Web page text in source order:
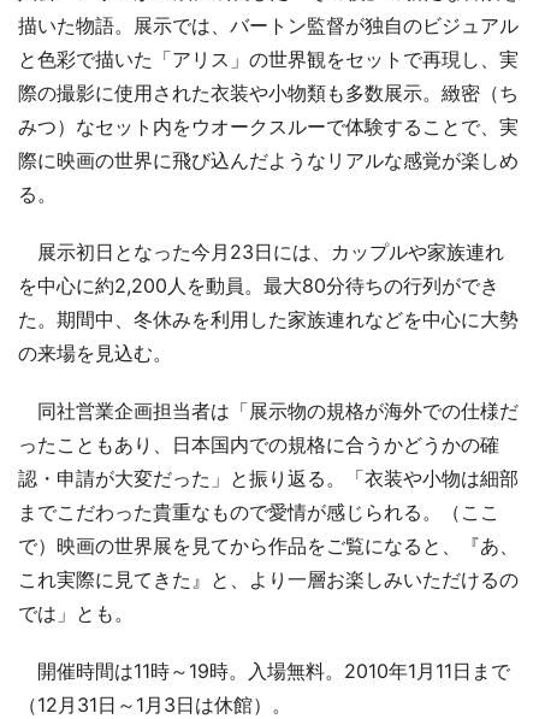
描いた物語。展示では、バートン監督が独自のビジュアル
と色彩で描いた「アリス」の世界観をセットで再現し、実
際の撮影に使用された衣装や小物類も多数展示。緻密（ち
みつ）なセット内をウオークスルーで体験することで、実
際に映画の世界に飛び込んだようなリアルな感覚が楽しめ
る。
展示初日となった今月23日には、カップルや家族連れ
を中心に約2,200人を動員。最大80分待ちの行列ができ
た。期間中、冬休みを利用した家族連れなどを中心に大勢
の来場を見込む。
同社営業企画担当者は「展示物の規格が海外での仕様だ
ったこともあり、日本国内での規格に合うかどうかの確
認・申請が大変だった」と振り返る。「衣装や小物は細部
までこだわった貴重なもので愛情が感じられる。（ここ
で）映画の世界展を見てから作品をご覧になると、『あ、
これ実際に見てきた』と、より一層お楽しみいただけるの
では」とも。
開催時間は11時～19時。入場無料。2010年1月11日まで
（12月31日～1月3日は休館）。